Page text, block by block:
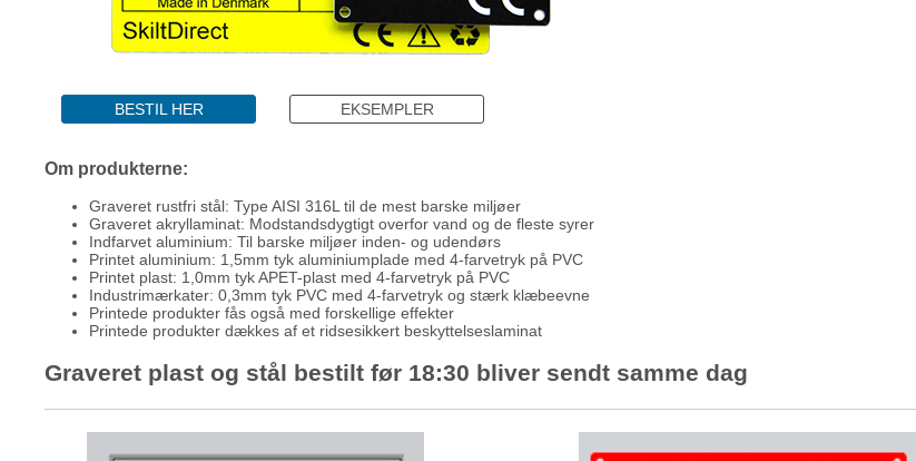
BESTIL HER EKSEMPLER
Om produkterne:
Graveret rustfri stål: Type AISI 316L til de mest barske miljøer
Graveret akryllaminat: Modstandsdygtigt overfor vand og de fleste syrer
Indfarvet aluminium: Til barske miljøer inden- og udendørs
Printet aluminium: 1,5mm tyk aluminiumplade med 4-farvetryk på PVC
Printet plast: 1,0mm tyk APET-plast med 4-farvetryk på PVC
Industrimærkater: 0,3mm tyk PVC med 4-farvetryk og stærk klæbeevne
Printede produkter fås også med forskellige effekter
Printede produkter dækkes af et ridsesikkert beskyttelseslaminat
Graveret plast og stål bestilt før 18:30 bliver sendt samme dag